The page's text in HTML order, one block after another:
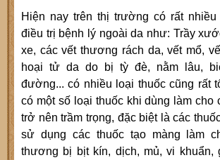
Hiện nay trên thị trường có rất
điều trị bệnh lý ngoài da như: Trầy
xe, các vết thương rách da, vết mổ,
hoại tử da do bị tỳ đè, nằm lâu,
đường... có nhiều loại thuốc cũng rất
có một số loại thuốc khi dùng làm cho
trở nên trầm trọng, đặc biệt là các
sử dụng các thuốc tạo màng làm
thương bị bịt kín, dịch, mủ, vi khuẩn,